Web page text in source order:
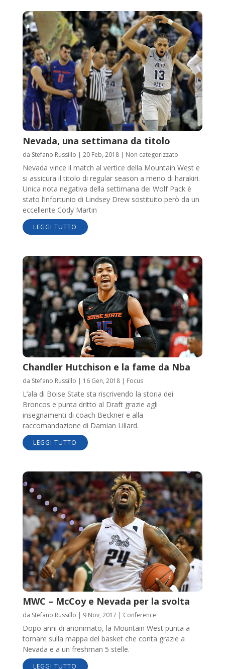
Nevada, una settimana da titolo
da Stefano Russillo | 20 Feb, 2018| Non categorizzato
Nevada vince il match al vertice della Mountain West e
si assicura il titolo di regular season a meno di harakiri.
Unica nota negativa della settimana dei Wolf Pack è
stato l’infortunio di Lindsey Drew sostituito però da un
eccellente Cody Martin
LEGGI TUTTO
Chandler Hutchison e la fame da Nba
da Stefano Russillo | 16 Gen, 2018| Focus
L’ala di Boise State sta riscrivendo la storia dei
Broncos e punta dritto al Draft grazie agli
insegnamenti di coach Beckner e alla
raccomandazione di Damian Lillard.
LEGGI TUTTO
MWC – McCoy e Nevada per la svolta
da Stefano Russillo | 9 Nov, 2017 | Conference
Dopo anni di anonimato, la Mountain West punta a
tornare sulla mappa del basket che conta grazie a
Nevada e a un freshman 5 stelle.
LEGGI TUTTO